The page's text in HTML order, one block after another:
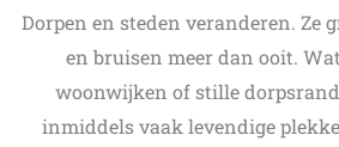
Dorpen en steden veranderen. Ze
en bruisen meer dan ooit.
woonwijken of stille
inmiddels vaak levendige